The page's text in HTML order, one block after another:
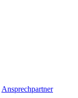
Ansprechpartner